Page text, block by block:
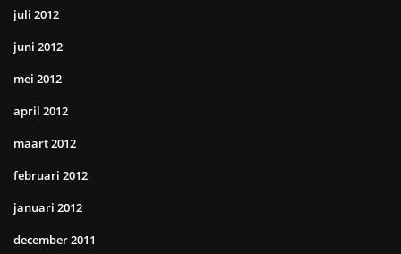
juli 2012
juni 2012
mei 2012
april 2012
maart 2012
februari 2012
januari 2012
december 2011